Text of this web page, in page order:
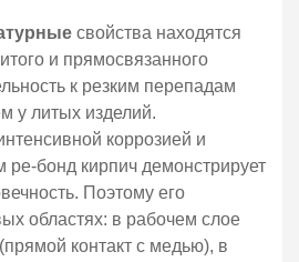
свойства находятся
и прямосвязанного
к резким перепадам
у литых изделий.
коррозией и
бонд кирпич демонстрирует
Поэтому его
областях: в рабочем слое
контакт с медью), в